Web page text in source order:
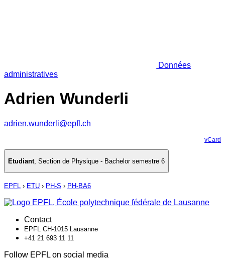
Données
administratives
Adrien Wunderli
adrien.wunderli@epfl.ch
vCard
Etudiant, Section de Physique - Bachelor semestre 6
EPFL › ETU › PH-S › PH-BA6
Contact
EPFL CH-1015 Lausanne
+41 21 693 11 11
Follow EPFL on social media